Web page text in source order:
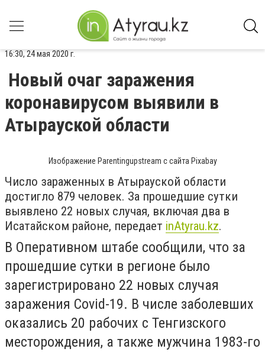
16:30, 24 мая 2020 г.
Новый очаг заражения
коронавирусом выявили в
Атырауской области
Изображение Parentingupstream с сайта Pixabay
Число зараженных в Атырауской области
достигло 879 человек. За прошедшие сутки
выявлено 22 новых случая, включая два в
Исатайском районе, передает inAtyrau.kz.
В Оперативном штабе сообщили, что за
прошедшие сутки в регионе было
зарегистрировано 22 новых случая
заражения Covid-19. В числе заболевших
оказались 20 рабочих с Тенгизского
месторождения, а также мужчина 1983-го